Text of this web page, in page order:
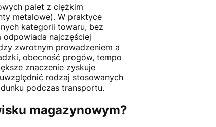
palet z ciężkim
metalowe). W praktyce
kategorii towaru, bez
odpowiada najczęściej
zwrotnym prowadzeniem a
obecność progów, tempo
znaczenie zyskuje
rodzaj stosowanych
podczas transportu.
magazynowym?